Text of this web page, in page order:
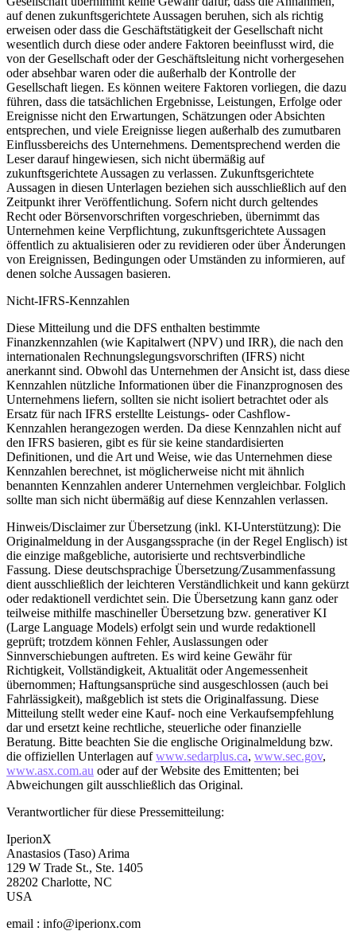
auf denen zukunftsgerichtete Aussagen beruhen, sich als richtig
erweisen oder dass die Geschäftstätigkeit der Gesellschaft nicht
wesentlich durch diese oder andere Faktoren beeinflusst wird, die
von der Gesellschaft oder der Geschäftsleitung nicht vorhergesehen
oder absehbar waren oder die außerhalb der Kontrolle der
Gesellschaft liegen. Es können weitere Faktoren vorliegen, die dazu
führen, dass die tatsächlichen Ergebnisse, Leistungen, Erfolge oder
Ereignisse nicht den Erwartungen, Schätzungen oder Absichten
entsprechen, und viele Ereignisse liegen außerhalb des zumutbaren
Einflussbereichs des Unternehmens. Dementsprechend werden die
Leser darauf hingewiesen, sich nicht übermäßig auf
zukunftsgerichtete Aussagen zu verlassen. Zukunftsgerichtete
Aussagen in diesen Unterlagen beziehen sich ausschließlich auf den
Zeitpunkt ihrer Veröffentlichung. Sofern nicht durch geltendes
Recht oder Börsenvorschriften vorgeschrieben, übernimmt das
Unternehmen keine Verpflichtung, zukunftsgerichtete Aussagen
öffentlich zu aktualisieren oder zu revidieren oder über Änderungen
von Ereignissen, Bedingungen oder Umständen zu informieren, auf
denen solche Aussagen basieren.
Nicht-IFRS-Kennzahlen
Diese Mitteilung und die DFS enthalten bestimmte
Finanzkennzahlen (wie Kapitalwert (NPV) und IRR), die nach den
internationalen Rechnungslegungsvorschriften (IFRS) nicht
anerkannt sind. Obwohl das Unternehmen der Ansicht ist, dass diese
Kennzahlen nützliche Informationen über die Finanzprognosen des
Unternehmens liefern, sollten sie nicht isoliert betrachtet oder als
Ersatz für nach IFRS erstellte Leistungs- oder Cashflow-
Kennzahlen herangezogen werden. Da diese Kennzahlen nicht auf
den IFRS basieren, gibt es für sie keine standardisierten
Definitionen, und die Art und Weise, wie das Unternehmen diese
Kennzahlen berechnet, ist möglicherweise nicht mit ähnlich
benannten Kennzahlen anderer Unternehmen vergleichbar. Folglich
sollte man sich nicht übermäßig auf diese Kennzahlen verlassen.
Hinweis/Disclaimer zur Übersetzung (inkl. KI-Unterstützung): Die
Originalmeldung in der Ausgangssprache (in der Regel Englisch) ist
die einzige maßgebliche, autorisierte und rechtsverbindliche
Fassung. Diese deutschsprachige Übersetzung/Zusammenfassung
dient ausschließlich der leichteren Verständlichkeit und kann gekürzt
oder redaktionell verdichtet sein. Die Übersetzung kann ganz oder
teilweise mithilfe maschineller Übersetzung bzw. generativer KI
(Large Language Models) erfolgt sein und wurde redaktionell
geprüft; trotzdem können Fehler, Auslassungen oder
Sinnverschiebungen auftreten. Es wird keine Gewähr für
Richtigkeit, Vollständigkeit, Aktualität oder Angemessenheit
übernommen; Haftungsansprüche sind ausgeschlossen (auch bei
Fahrlässigkeit), maßgeblich ist stets die Originalfassung. Diese
Mitteilung stellt weder eine Kauf- noch eine Verkaufsempfehlung
dar und ersetzt keine rechtliche, steuerliche oder finanzielle
Beratung. Bitte beachten Sie die englische Originalmeldung bzw.
die offiziellen Unterlagen aufwww.sedarplus.ca, www.sec.gov,
www.asx.com.au oder auf der Website des Emittenten; bei
Abweichungen gilt ausschließlich das Original.
Verantwortlicher für diese Pressemitteilung:
IperionX
Anastasios (Taso) Arima
129 W Trade St., Ste. 1405
28202 Charlotte, NC
USA
email : info@iperionx.com